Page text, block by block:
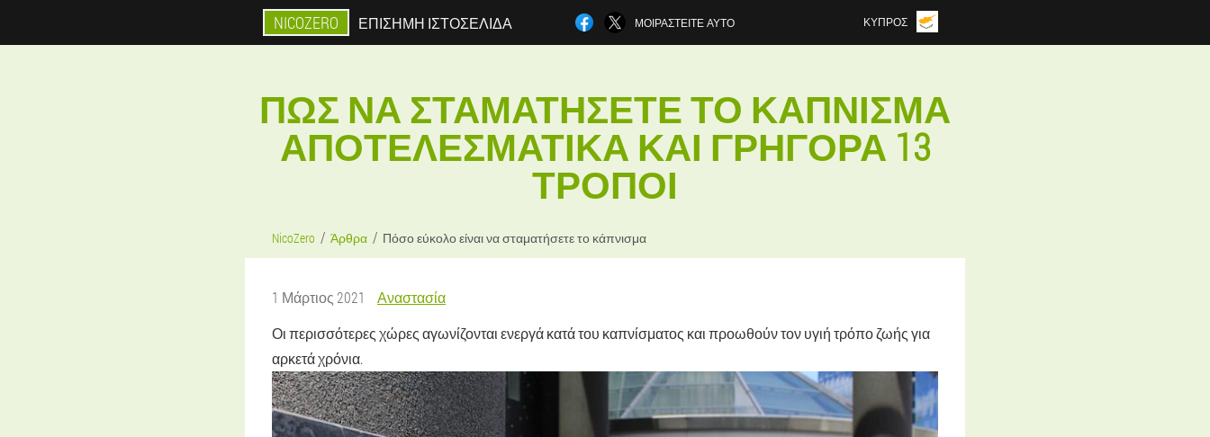
NICOZERO ΕΠΊΣΗΜΗ ΙΣΤΟΣΕΛΊΔΑ ΜΟΙΡΑΣΤΕΊΤΕ ΑΥΤΌ ΚΎΠΡΟΣ
ΠΏΣ ΝΑ ΣΤΑΜΑΤΉΣΕΤΕ ΤΟ ΚΆΠΝΙΣΜΑ
ΑΠΟΤΕΛΕΣΜΑΤΙΚΆ ΚΑΙ ΓΡΉΓΟΡΑ 13
ΤΡΌΠΟΙ
NicoZero Άρθρα Πόσο εύκολο είναι να σταματήσετε το κάπνισμα
1 Μάρτιος 2021
Αναστασία
Οι περισσότερες χώρες αγωνίζονται ενεργά κατά του καπνίσματος και προωθούν τον υγιή τρόπο ζωής για
αρκετά χρόνια.